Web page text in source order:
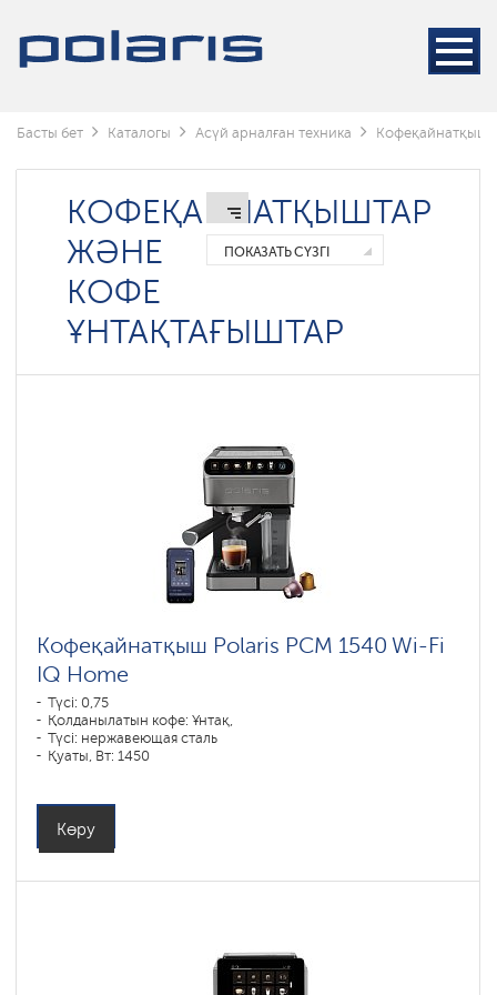
Басты бет Каталогы Асүй арналған техника
КОФЕҚАЙНАТҚЫШТАР
ЖӘНЕ
КОФЕ
ҰНТАҚТАҒЫШТАР
ПОКАЗАТЬ СҮЗГІ
Кофеқайнатқыш Polaris PCM 1540 Wi-Fi
IQ Home
Түсі: 0,75
Қолданылатын кофе: Ұнтақ,
Түсі: нержавеющая сталь
Қуаты, Вт: 1450
Көру
Кофемашины
Кофеқайнатқыштар